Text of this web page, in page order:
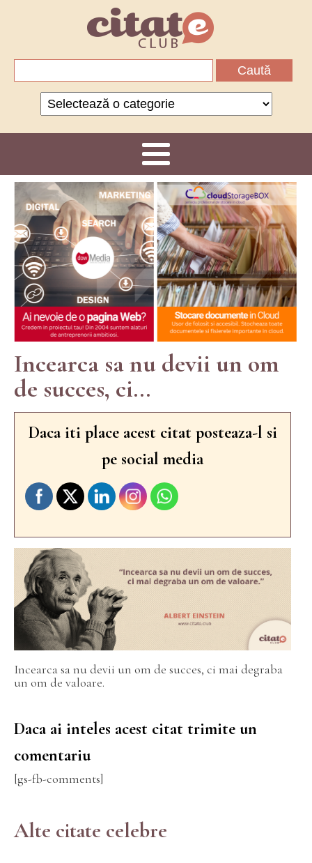
Categorii
Incearca sa nu devii un om
de succes, ci...
Daca iti place acest citat posteaza-l si
pe social media
Incearca sa nu devii un om de succes, ci mai degraba
un om de valoare.
Daca ai inteles acest citat trimite un
comentariu
[gs-fb-comments]
Alte citate celebre